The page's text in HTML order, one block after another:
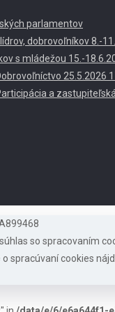
parlamentov
lídrov, dobrovoľníkov 8.-
s mládežou 15.-
25.5.2026
a
so spracovaním
cookies